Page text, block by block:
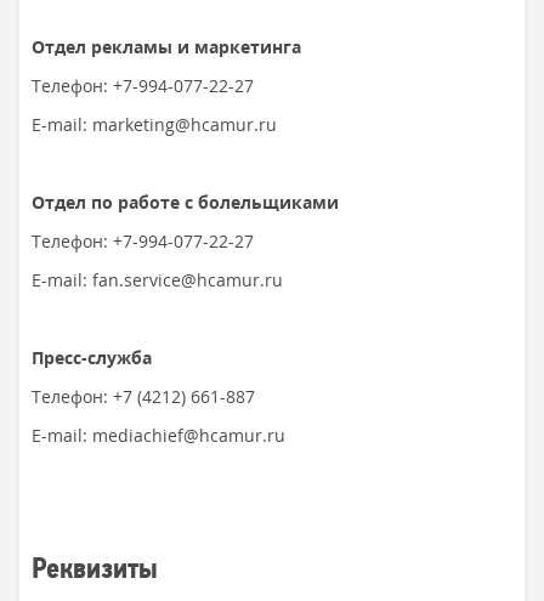
Отдел рекламы и маркетинга
Телефон: +7-994-077-22-27
E-mail: marketing@hcamur.ru
Отдел по работе с болельщиками
Телефон: +7-994-077-22-27
E-mail: fan.service@hcamur.ru
Пресс-служба
Телефон: +7 (4212) 661-887
E-mail: mediachief@hcamur.ru
Реквизиты